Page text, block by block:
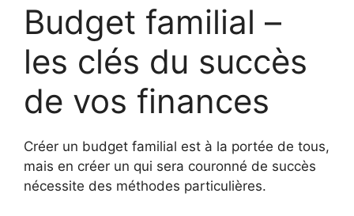
Budget familial –
les clés du succès
de vos finances
Créer un budget familial est à la portée de tous,
mais en créer un qui sera couronné de succès
nécessite des méthodes particulières.